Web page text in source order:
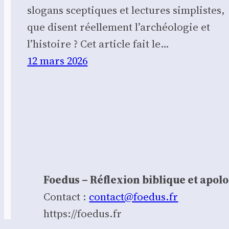
slogans sceptiques et lectures simplistes,
que disent réellement l’archéologie et
l’histoire ? Cet article fait le…
12 mars 2026
Foedus – Réflexion biblique et
Contact : contact@foedus.fr
https://foedus.fr⁠